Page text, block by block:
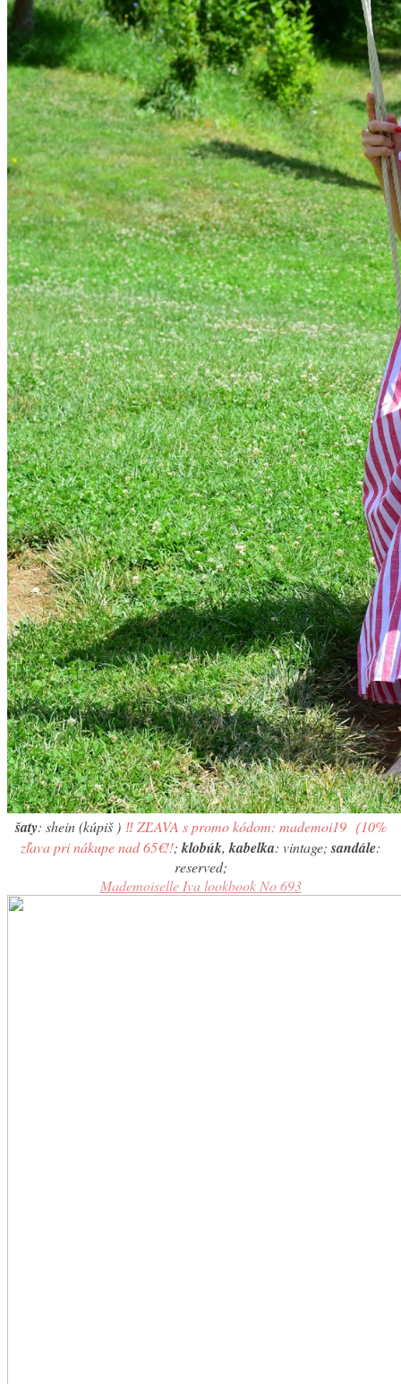
šaty: shein (kúpiš ) ‼️ ZĽAVA s promo kódom: mademoi19（10%
zľava pri nákupe nad 65€!!; klobúk, kabelka: vintage; sandále:
reserved;
Mademoiselle Iva lookbook No 693